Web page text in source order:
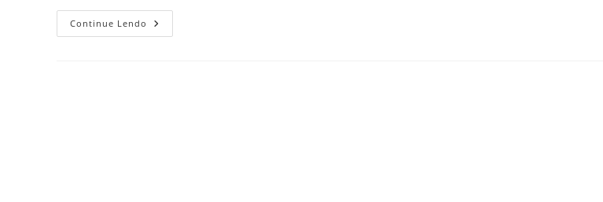
Continue Lendo